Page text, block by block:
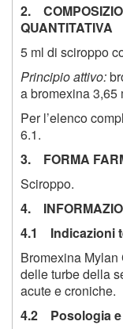
2.
QUANTITATIVA
5 ml di sciroppo
Principio attivo:
a bromexina 3,65
Per l’elenco
6.1.
3. FORMA
Sciroppo.
4.
4.1 Indicazioni
Bromexina
delle turbe della
acute e croniche.
4.2 Posologia e